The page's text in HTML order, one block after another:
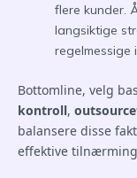
flere kunder.
langsiktige
regelmessige
Bottomline, velg
kontroll,
balansere disse
effektive